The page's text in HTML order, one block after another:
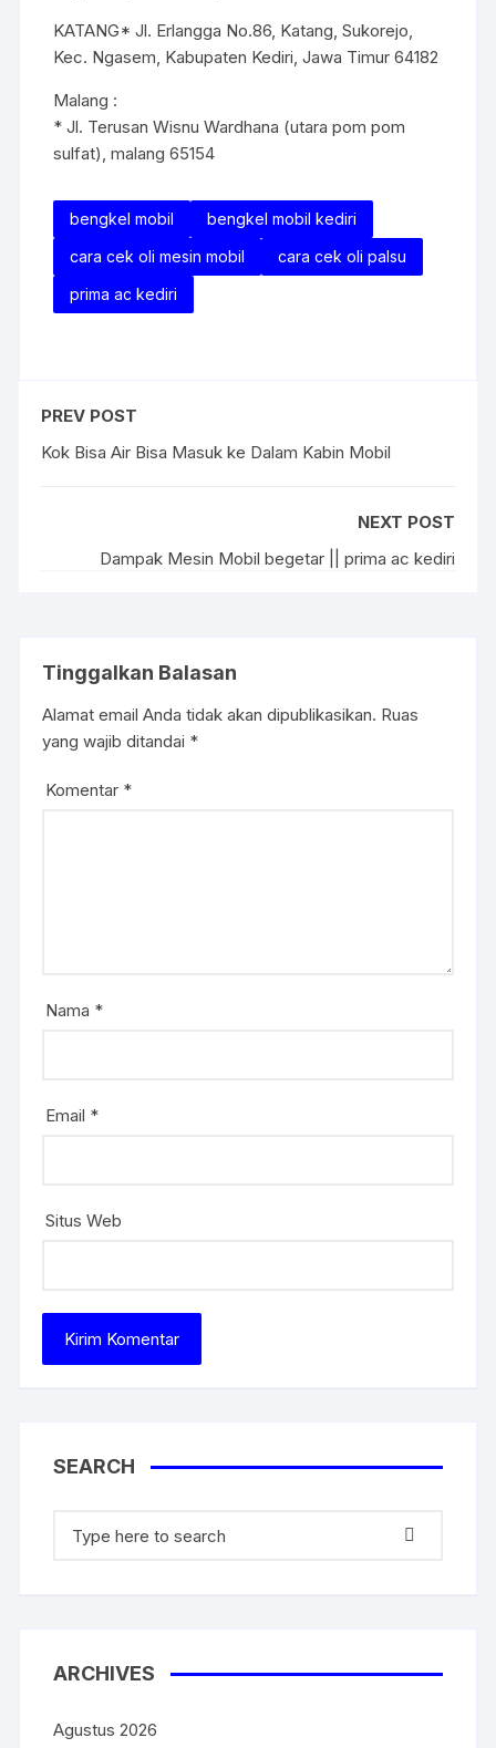
KATANG* Jl. Erlangga No.86, Katang, Sukorejo,
Kec. Ngasem, Kabupaten Kediri, Jawa Timur 64182
Malang :
* Jl. Terusan Wisnu Wardhana (utara pom pom
sulfat), malang 65154
bengkel mobil
bengkel mobil kediri
cara cek oli mesin mobil
cara cek oli palsu
prima ac kediri
PREV POST
Kok Bisa Air Bisa Masuk ke Dalam Kabin Mobil
NEXT POST
Dampak Mesin Mobil begetar || prima ac kediri
Tinggalkan Balasan
Alamat email Anda tidak akan dipublikasikan. Ruas
yang wajib ditandai *
Komentar *
Nama *
Email *
Situs Web
SEARCH
ARCHIVES
Agustus 2026